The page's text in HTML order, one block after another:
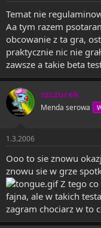
Temat nie
Aa tym razem
obcowanie z ta gra,
praktycznie nic nie
zawsze a takie beta
szczurek
Menda serowa
1.3.2006
Ooo to sie znowu
znowu sie w grze
Z tego co
fajna, ale w takich
zagram chociarz w to